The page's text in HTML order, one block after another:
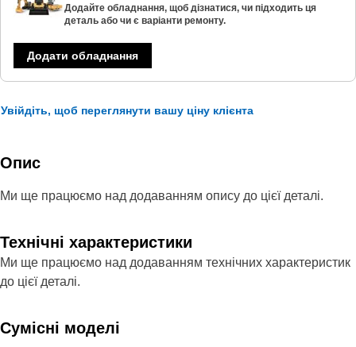
Додайте обладнання, щоб дізнатися, чи підходить ця
деталь або чи є варіанти ремонту.
Додати обладнання
Увійдіть, щоб переглянути вашу ціну клієнта
Опис
Ми ще працюємо над додаванням опису до цієї деталі.
Технічні характеристики
Ми ще працюємо над додаванням технічних характеристик
до цієї деталі.
Сумісні моделі